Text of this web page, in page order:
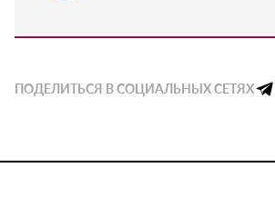
ПОДЕЛИТЬСЯ В СОЦИАЛЬНЫХ СЕТЯХ